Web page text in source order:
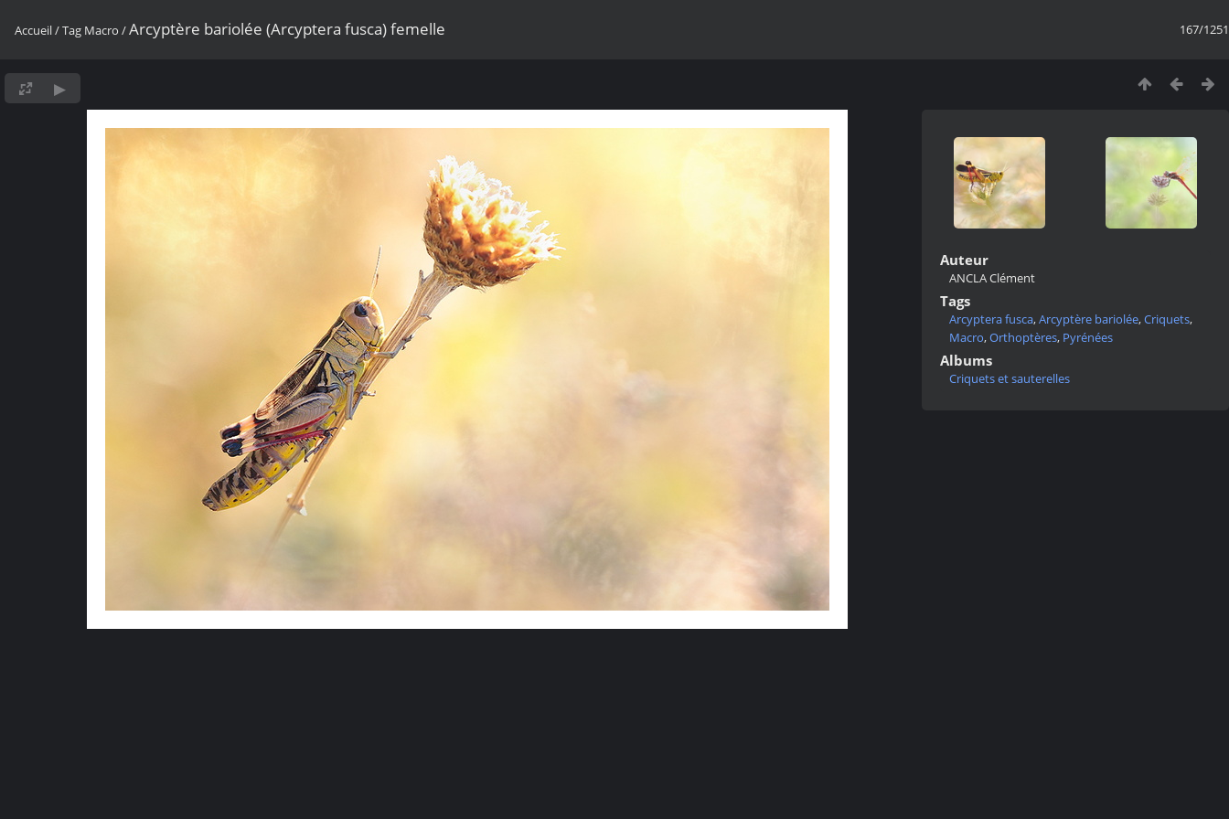
167/1251
Accueil/Tag Macro /Arcyptère bariolée (Arcyptera fusca) femelle
Auteur
ANCLA Clément
Tags
Arcyptera fusca,Arcyptère bariolée,Criquets,
Macro,Orthoptères, Pyrénées
Albums
Criquets et sauterelles